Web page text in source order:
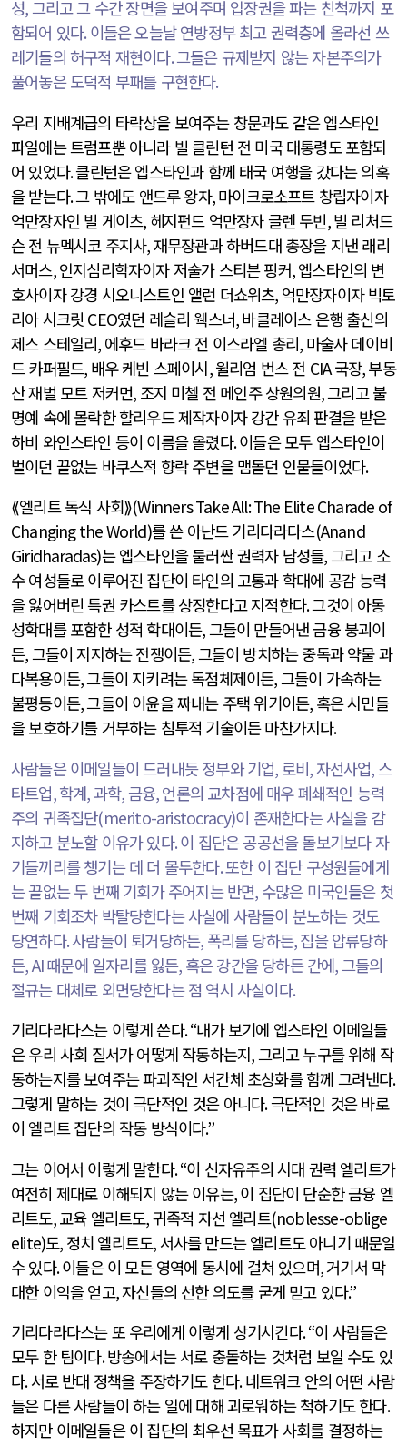
성, 그리고 그 수간 장면을 보여주며 입장권을 파는 친척까지 포
함되어 있다. 이들은 오늘날 연방정부 최고 권력층에 올라선 쓰
레기들의 허구적 재현이다.그들은 규제받지 않는 자본주의가
풀어놓은 도덕적 부패를 구현한다.
우리 지배계급의 타락상을 보여주는 창문과도 같은 엡스타인
파일에는 트럼프뿐 아니라 빌 클린턴 전 미국 대통령도 포함되
어 있었다.클린턴은 엡스타인과 함께 태국 여행을 갔다는 의혹
을 받는다.그 밖에도 앤드루 왕자,마이크로소프트 창립자이자
억만장자인 빌 게이츠, 헤지펀드 억만장자 글렌 두빈,빌 리처드
슨 전 뉴멕시코 주지사,재무장관과 하버드대 총장을 지낸 래리
서머스,인지심리학자이자 저술가 스티븐 핑커,엡스타인의 변
호사이자 강경 시오니스트인 앨런 더쇼위츠, 억만장자이자 빅토
리아 시크릿 CEO였던 레슬리 웩스너,바클레이스 은행 출신의
제스 스테일리, 에후드 바라크 전 이스라엘 총리, 마술사 데이비
드 카퍼필드, 배우 케빈 스페이시,윌리엄 번스 전 CIA국장,부동
산 재벌 모트 저커먼, 조지 미첼 전 메인주 상원의원,그리고 불
명예 속에 몰락한 할리우드 제작자이자 강간 유죄 판결을 받은
하비 와인스타인 등이 이름을 올렸다.이들은 모두 엡스타인이
벌이던 끝없는 바쿠스적 향락 주변을 맴돌던 인물들이었다.
⟪엘리트 독식 사회⟫(Winners Take All: The Elite Charade of
Changing the World)를쓴 아난드 기리다라다스(Anand
Giridharadas)는 엡스타인을 둘러싼 권력자 남성들,그리고 소
수 여성들로 이루어진 집단이 타인의 고통과 학대에 공감 능력
을 잃어버린 특권 카스트를 상징한다고 지적한다.그것이 아동
성학대를 포함한 성적 학대이든,그들이 만들어낸 금융 붕괴이
든,그들이 지지하는 전쟁이든,그들이 방치하는 중독과 약물 과
다복용이든,그들이 지키려는 독점체제이든,그들이 가속하는
불평등이든,그들이 이윤을 짜내는 주택 위기이든, 혹은 시민들
을 보호하기를 거부하는 침투적 기술이든 마찬가지다.
사람들은 이메일들이 드러내듯 정부와 기업, 로비, 자선사업, 스
타트업,학계,과학, 금융,언론의 교차점에 매우 폐쇄적인 능력
주의 귀족집단(merito-aristocracy)이 존재한다는 사실을 감
지하고 분노할 이유가 있다.이 집단은 공공선을 돌보기보다 자
기들끼리를 챙기는 데 더 몰두한다.또한 이 집단 구성원들에게
는 끝없는 두 번째 기회가 주어지는 반면, 수많은 미국인들은 첫
번째 기회조차 박탈당한다는 사실에 사람들이 분노하는 것도
당연하다.사람들이 퇴거당하든, 폭리를 당하든,집을 압류당하
든, AI때문에 일자리를 잃든, 혹은 강간을 당하든 간에, 그들의
절규는 대체로 외면당한다는 점 역시 사실이다.
기리다라다스는 이렇게 쓴다. “내가 보기에 엡스타인 이메일들
은 우리 사회 질서가 어떻게 작동하는지,그리고 누구를 위해 작
동하는지를 보여주는 파괴적인 서간체 초상화를 함께 그려낸다.
그렇게 말하는 것이 극단적인 것은 아니다.극단적인 것은 바로
이 엘리트 집단의 작동 방식이다.”
그는 이어서 이렇게 말한다. “이 신자유주의 시대 권력 엘리트가
여전히 제대로 이해되지 않는 이유는,이 집단이 단순한 금융 엘
리트도,교육 엘리트도,귀족적 자선 엘리트(noblesse-oblige
elite)도, 정치 엘리트도, 서사를 만드는 엘리트도 아니기 때문일
수 있다.이들은 이 모든 영역에 동시에 걸쳐 있으며,거기서 막
대한 이익을 얻고,자신들의 선한 의도를 굳게 믿고 있다.”
기리다라다스는 또 우리에게 이렇게 상기시킨다. “이 사람들은
모두 한 팀이다.방송에서는 서로 충돌하는 것처럼 보일 수도 있
다.서로 반대 정책을 주장하기도 한다.네트워크 안의 어떤 사람
들은 다른 사람들이 하는 일에 대해 괴로워하는 척하기도 한다.
하지만 이메일들은 이 집단의 최우선 목표가 사회를 결정하는